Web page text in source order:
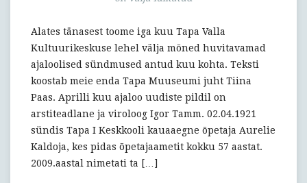
ajaloos!
Alates tänasest toome iga kuu Tapa Valla
Kultuurikeskuse lehel välja mõned huvitavamad
ajaloolised sündmused antud kuu kohta. Teksti
koostab meie enda Tapa Muuseumi juht Tiina
Paas. Aprilli kuu ajaloo uudiste pildil on
arstiteadlane ja viroloog Igor Tamm. 02.04.1921
sündis Tapa I Keskkooli kauaaegne õpetaja Aurelie
Kaldoja, kes pidas õpetajaametit kokku 57 aastat.
2009.aastal nimetati ta […]